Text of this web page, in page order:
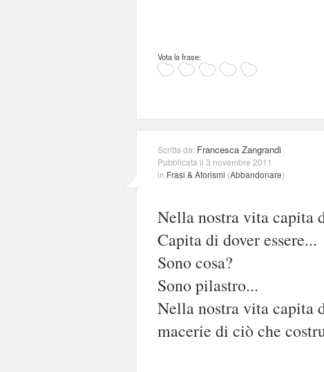
Vota la frase:
Scritta da: Francesca Zangrandi
Pubblicata il 3 novembre 2011
in Frasi & Aforismi (Abbandonare)
Nella nostra vita capita
Capita di dover essere...
Sono cosa?
Sono pilastro...
Nella nostra vita capita
macerie di ciò che